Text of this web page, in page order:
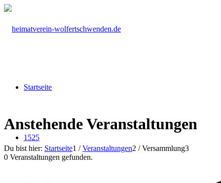
Startseite
1525
Anstehende Veranstaltungen
Du bist hier: Startseite1 / Veranstaltungen2 / Versammlung3
0 Veranstaltungen gefunden.